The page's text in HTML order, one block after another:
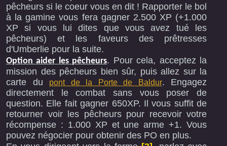
pêcheurs si le coeur vous en dit ! Rapporter le bol
à la gamine vous fera gagner 2.500 XP (+1.000
XP si vous lui dites que vous avez tué les
pêcheurs) et les faveurs des prêtresses
d'Umberlie pour la suite.
Option aider les pêcheurs. Pour cela, acceptez la
mission des pêcheurs bien sûr, puis allez sur la
carte du
pont de la Porte de Baldur. Engagez
directement le combat sans vous poser de
question. Elle fait gagner 650XP. Il vous suffit de
retourner voir les pêcheurs pour recevoir votre
récompense : 1.000 XP et une arme +1. Vous
pouvez négocier pour obtenir des PO en plus.